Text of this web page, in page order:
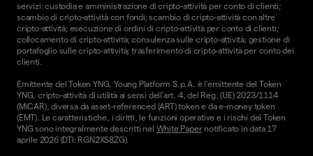
servizi: custodia e amministrazione di cripto-attività per conto di clienti;
scambio di cripto-attività con fondi; scambio di cripto-attività con altre
cripto-attività; esecuzione di ordini di cripto-attività per conto di clienti;
collocamento di cripto-attività; consulenza sulle cripto-attività; gestione di
portafoglio sulle cripto-attività; trasferimento di cripto-attività per conto dei
clienti.
Emittente del Token YNG. Young Platform S.p.A. è l'emittente del Token
YNG, cripto-attività di utilità ai sensi dell'art. 4, del Reg. (UE) 2023/1114
(MiCAR), diversa da asset-referenced (ART) token e da e-money token
(EMT). Le caratteristiche, i diritti, le funzioni operative e i rischi del Token
YNG sono integralmente descritti nel White Papernotificato in data 17
aprile 2026 (DTI: RGN2XS8ZG).